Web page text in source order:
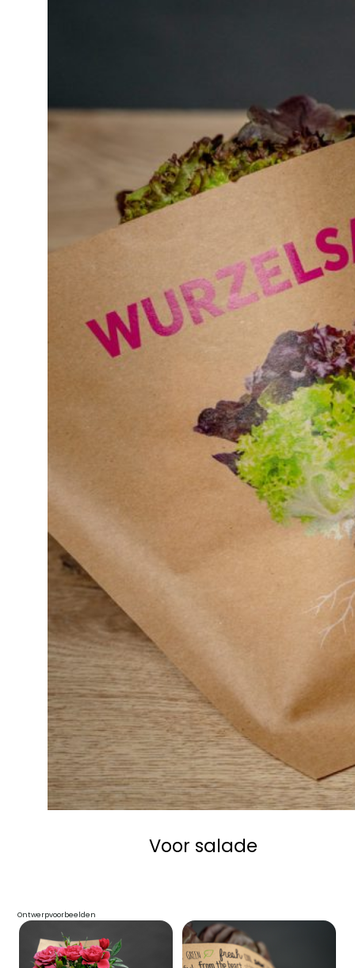
Voor salade
Ontwerpvoorbeelden